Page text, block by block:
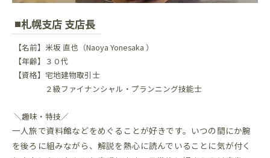
札幌支店 支店長
【名前】米坂 直也（Naoya Yonesaka ）
【年齢】３０代
【資格】宅地建物取引士
２級ファイナンシャル・プランニング技能士
＼趣味・特技／
一人旅で資料館などをめぐることが好きです。いつの間にか腕
を後ろに組みながら、解説を熱心に読んでいることに気が付く